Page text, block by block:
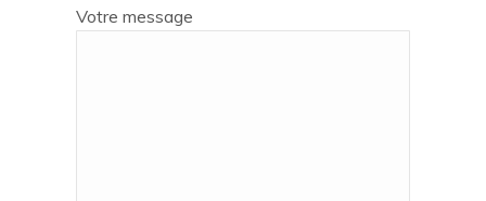
Votre message